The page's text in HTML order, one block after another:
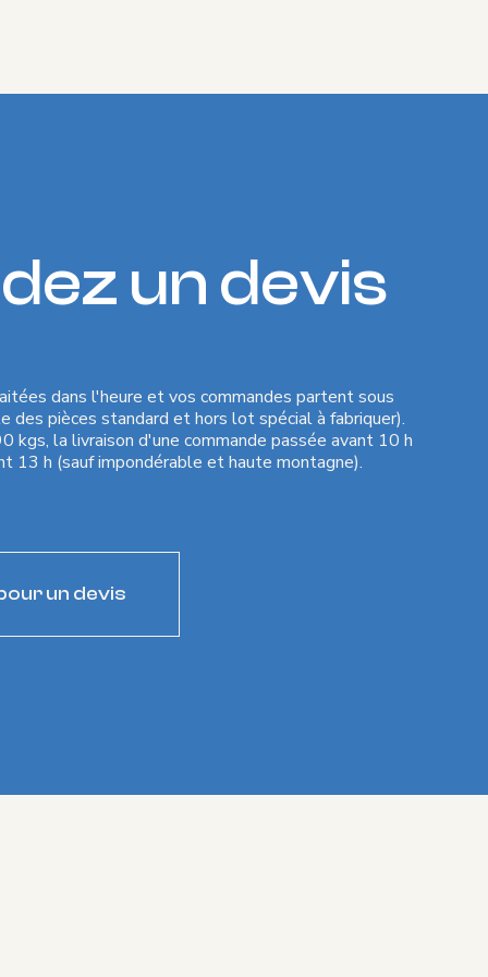
un devis
dans l'heure et vos commandes partent sous
des pièces standard et hors lot spécial à fabriquer).
kgs, la livraison d'une commande passée avant 10 h
13 h (sauf impondérable et haute montagne).
un devis